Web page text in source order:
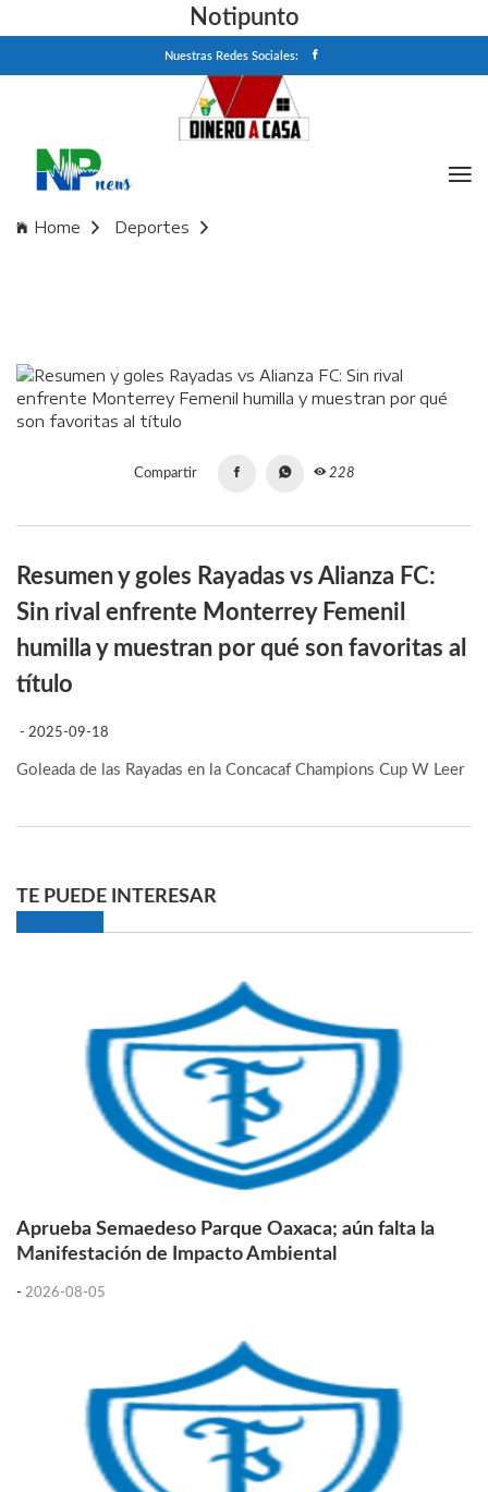
Notipunto
Nuestras Redes Sociales:
Home
Deportes
Compartir 228
Resumen y goles Rayadas vs Alianza FC:
Sin rival enfrente Monterrey Femenil
humilla y muestran por qué son favoritas al
título
- 2025-09-18
Goleada de las Rayadas en la Concacaf Champions Cup W Leer
TE PUEDE INTERESAR
Aprueba Semaedeso Parque Oaxaca; aún falta la
Manifestación de Impacto Ambiental
- 2026-08-05